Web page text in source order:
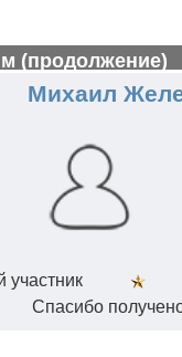
(продолжение)
Михаил
участник
Спасибо